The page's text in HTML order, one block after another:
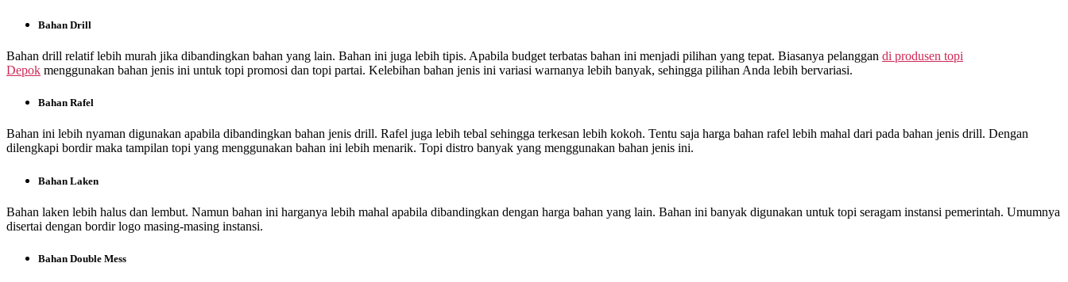
Bahan Drill
Bahan drill relatif lebih murah jika dibandingkan bahan yang lain. Bahan ini juga lebih tipis. Apabila budget terbatas bahan ini menjadi pilihan yang tepat. Biasanya pelanggan di produsen topi
Depok menggunakan bahan jenis ini untuk topi promosi dan topi partai. Kelebihan bahan jenis ini variasi warnanya lebih banyak, sehingga pilihan Anda lebih bervariasi.
Bahan Rafel
Bahan ini lebih nyaman digunakan apabila dibandingkan bahan jenis drill. Rafel juga lebih tebal sehingga terkesan lebih kokoh. Tentu saja harga bahan rafel lebih mahal dari pada bahan jenis drill. Dengan
dilengkapi bordir maka tampilan topi yang menggunakan bahan ini lebih menarik. Topi distro banyak yang menggunakan bahan jenis ini.
Bahan Laken
Bahan laken lebih halus dan lembut. Namun bahan ini harganya lebih mahal apabila dibandingkan dengan harga bahan yang lain. Bahan ini banyak digunakan untuk topi seragam instansi pemerintah. Umumnya
disertai dengan bordir logo masing-masing instansi.
Bahan Double Mess